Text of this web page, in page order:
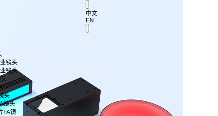
镜头
镜头
头
镜头
FA镜
中文
EN